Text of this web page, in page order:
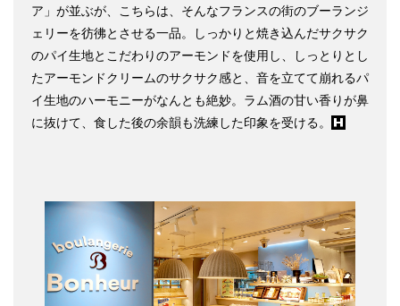
ア」が並ぶが、こちらは、そんなフランスの街のブーランジ
ェリーを彷彿とさせる一品。しっかりと焼き込んだサクサク
のパイ生地とこだわりのアーモンドを使用し、しっとりとし
たアーモンドクリームのサクサク感と、音を立てて崩れるパ
イ生地のハーモニーがなんとも絶妙。ラム酒の甘い香りが鼻
に抜けて、食した後の余韻も洗練した印象を受ける。